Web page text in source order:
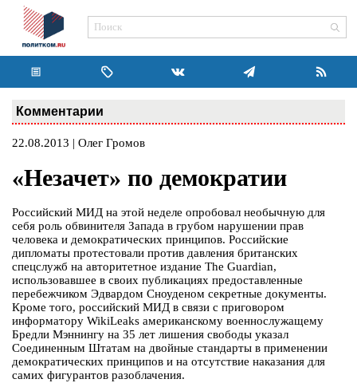
Комментарии
22.08.2013 | Олег Громов
«Незачет» по демократии
Российский МИД на этой неделе опробовал необычную для
себя роль обвинителя Запада в грубом нарушении прав
человека и демократических принципов. Российские
дипломаты протестовали против давления британских
спецслужб на авторитетное издание The Guardian,
использовавшее в своих публикациях предоставленные
перебежчиком Эдвардом Сноуденом секретные документы.
Кроме того, российский МИД в связи с приговором
информатору WikiLeaks американскому военнослужащему
Бредли Мэннингу на 35 лет лишения свободы указал
Соединенным Штатам на двойные стандарты в применении
демократических принципов и на отсутствие наказания для
самих фигурантов разоблачения.